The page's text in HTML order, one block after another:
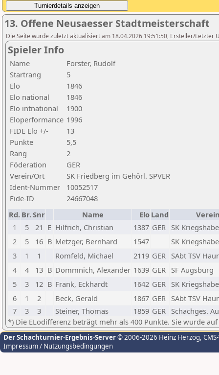
13. Offene Neusaesser Stadtmeisterschaft
Die Seite wurde zuletzt aktualisiert am 18.04.2026 19:51:50, Ersteller/Letzter
Spieler Info
Name
Forster, Rudolf
Startrang
5
Elo
1846
Elo national
1846
Elo intnational
1900
Eloperformance 1996
FIDE Elo +/-
13
Punkte
5,5
Rang
2
Föderation
GER
Verein/Ort
SK Friedberg im Gehörl. SPVER
Ident-Nummer
10052517
Fide-ID
24667048
Rd. Br.Snr Name Elo Land
1
5 21 E Hilfrich, Christian 1387 GER SK
2
5 16 B Metzger, Bernhard 1547
SK
3
1 1 Romfeld, Michael 2119 GER SAbt TSV
4
4 13 B Dommnich, Alexander 1639 GER SF Augsburg
5
3 12 B Frank, Eckhardt 1642 GER SK
6
1 2 Beck, Gerald 1867 GER SAbt TSV
7
3 3 Steiner, Thomas 1859 GER Schachges.
*) Die ELodifferenz beträgt mehr als 400 Punkte. Sie wurde
Der Schachturnier-Ergebnis-Server© 2006-2026 Heinz Herzog,
Impressum / Nutzungsbedingungen